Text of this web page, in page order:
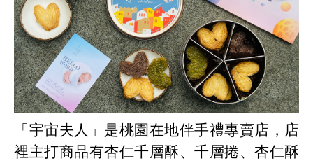
「宇宙夫人」是桃園在地伴手禮專賣店，店
裡主打商品有杏仁千層酥、千層捲、杏仁酥